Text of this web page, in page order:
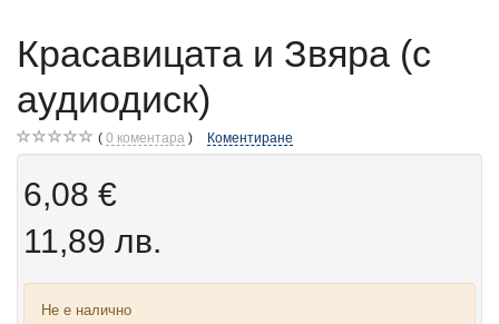
Красавицата и Звяра (с
аудиодиск)
0 коментара Коментиране
6,08 €
11,89 лв.
Не е налично